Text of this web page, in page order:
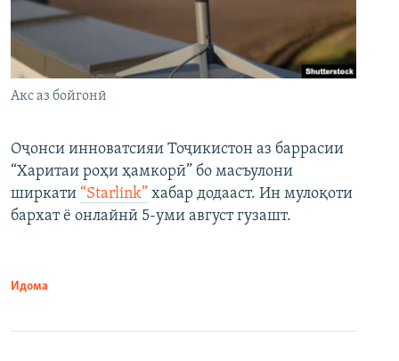
Акс аз бойгонӣ
Оҷонси инноватсияи Тоҷикистон аз баррасии
“Харитаи роҳи ҳамкорӣ” бо масъулони
ширкати “Starlink” хабар додааст. Ин мулоқоти
бархат ё онлайнӣ 5-уми август гузашт.
Идома